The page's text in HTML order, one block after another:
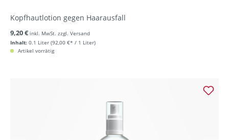
Kopfhautlotion gegen Haarausfall
Inhalt: 0.1 Liter (92,00 €* / 1 Liter)
9,20 € inkl. MwSt. zzgl. Versand
Artikel vorrätig